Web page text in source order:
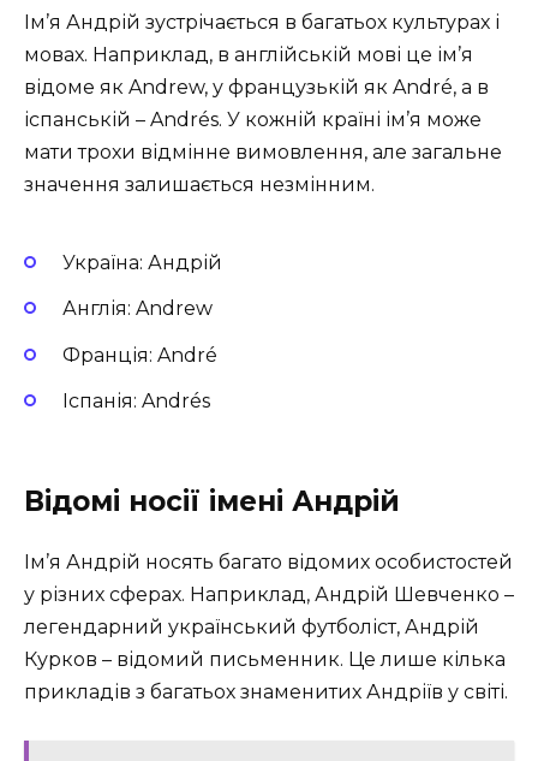
Ім’я Андрій зустрічається в багатьох культурах і
мовах. Наприклад, в англійській мові це ім’я
відоме як Andrew, у французькій як André, а в
іспанській – Andrés. У кожній країні ім’я може
мати трохи відмінне вимовлення, але загальне
значення залишається незмінним.
Україна: Андрій
Англія: Andrew
Франція: André
Іспанія: Andrés
Відомі носії імені Андрій
Ім’я Андрій носять багато відомих особистостей
у різних сферах. Наприклад, Андрій Шевченко –
легендарний український футболіст, Андрій
Курков – відомий письменник. Це лише кілька
прикладів з багатьох знаменитих Андріїв у світі.